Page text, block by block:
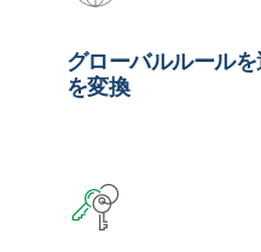
グローバルルール
を変換